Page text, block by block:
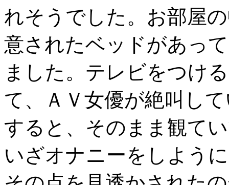
れそうでした。お部屋
意されたベッドがあっ
ました。テレビをつけ
て、ＡＶ女優が絶叫し
すると、そのまま観て
いざオナニーをしよう